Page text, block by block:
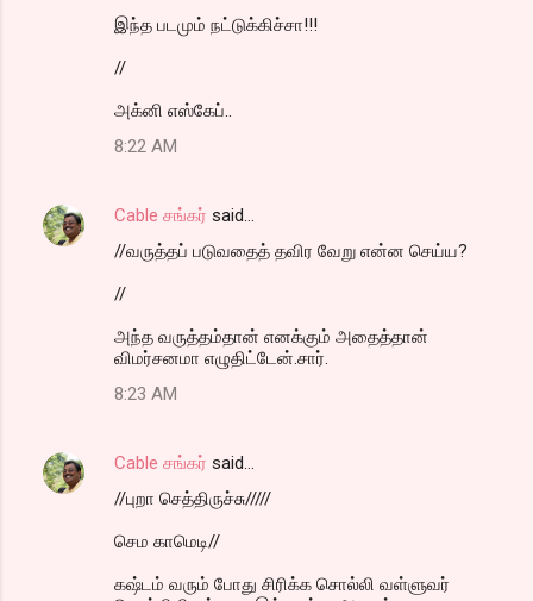
இந்த படமும் நட்டுக்கிச்சா!!!
//
அக்னி எஸ்கேப்..
8:22 AM
Cable சங்கர் said…
//வருத்தப் படுவதைத் தவிர வேறு என்ன செய்ய?
//
அந்த வருத்தம்தான் எனக்கும் அதைத்தான்
விமர்சனமா எழுதிட்டேன்.சார்.
8:23 AM
Cable சங்கர் said…
//புறா செத்திருச்சு/////
செம காமெடி//
கஷ்டம் வரும் போது சிரிக்க சொல்லி வள்ளுவர்